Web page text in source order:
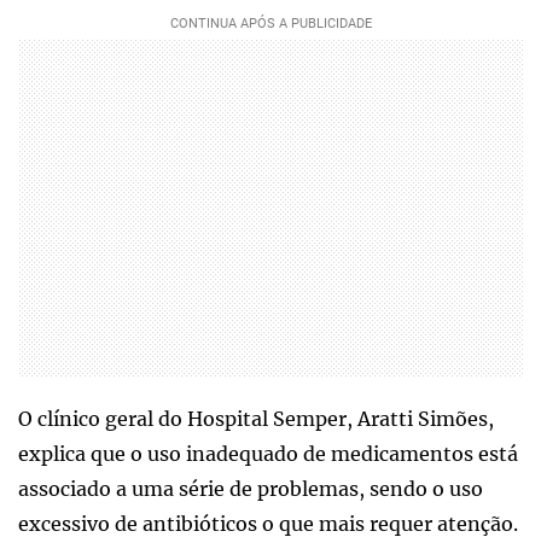
O clínico geral do Hospital Semper, Aratti Simões,
explica que o uso inadequado de medicamentos está
associado a uma série de problemas, sendo o uso
excessivo de antibióticos o que mais requer atenção.